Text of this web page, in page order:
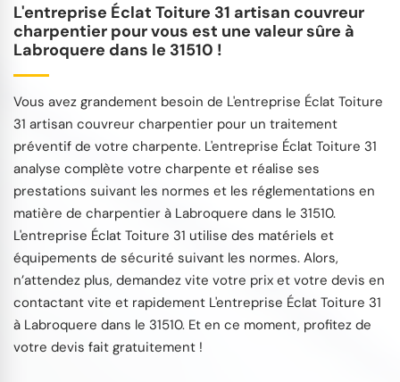
L'entreprise Éclat Toiture 31 artisan couvreur
charpentier pour vous est une valeur sûre à
Labroquere dans le 31510 !
Vous avez grandement besoin de L'entreprise Éclat Toiture
31 artisan couvreur charpentier pour un traitement
préventif de votre charpente. L'entreprise Éclat Toiture 31
analyse complète votre charpente et réalise ses
prestations suivant les normes et les réglementations en
matière de charpentier à Labroquere dans le 31510.
L'entreprise Éclat Toiture 31 utilise des matériels et
équipements de sécurité suivant les normes. Alors,
n’attendez plus, demandez vite votre prix et votre devis en
contactant vite et rapidement L'entreprise Éclat Toiture 31
à Labroquere dans le 31510. Et en ce moment, profitez de
votre devis fait gratuitement !